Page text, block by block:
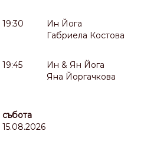
19:30
Ин Йога
Габриела Костова
19:45
Ин & Ян Йога
Яна Йоргачкова
събота
15.08.2026